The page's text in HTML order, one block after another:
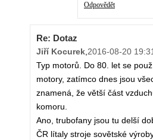
Odpovědět
Re: Dotaz
Jiří Kocurek,2016-08-20
Typ motorů. Do 80. let se
motory, zatímco dnes jsou
znamená, že větší část
komoru.
Ano, trubofany jsou tu delší
ČR lítaly stroje sovětské